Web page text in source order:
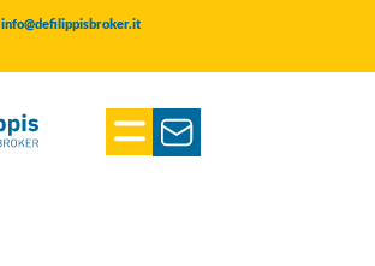
info@defilippisbroker.it